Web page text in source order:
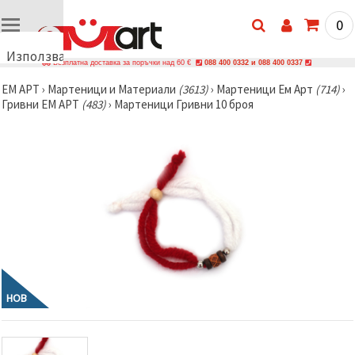
Използваме
🍪
Използваме
съгласие,
да
анализираме
трафика и
да
показваме
0
Безплатна доставка за поръчки над 60 € 088 400 0332 и 088 400 0337
ЕМ АРТ › Мартеници и Материали (3613)› Мартеници Ем Арт (714)›
Гривни ЕМ АРТ (483)› Мартеници Гривни 10 броя
НОВ